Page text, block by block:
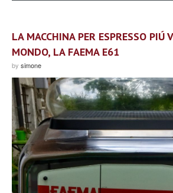
LA MACCHINA PER ESPRESSO PIÚ
MONDO, LA FAEMA E61
by simone